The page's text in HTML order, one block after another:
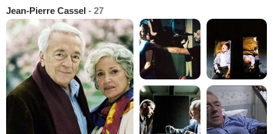
Jean-Pierre Cassel - 27